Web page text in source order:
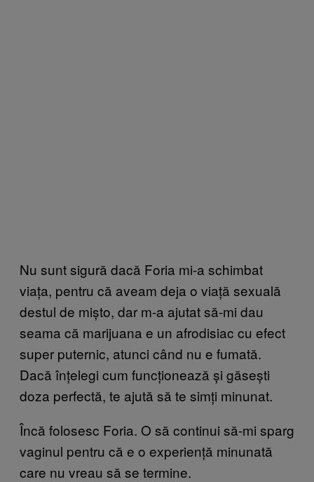
Nu sunt sigură dacă Foria mi-a schimbat
viața, pentru că aveam deja o viață sexuală
destul de mișto, dar m-a ajutat să-mi dau
seama că marijuana e un afrodisiac cu efect
super puternic, atunci când nu e fumată.
Dacă înțelegi cum funcționează și găsești
doza perfectă, te ajută să te simți minunat.
Încă folosesc Foria. O să continui să-mi sparg
vaginul pentru că e o experiență minunată
care nu vreau să se termine.